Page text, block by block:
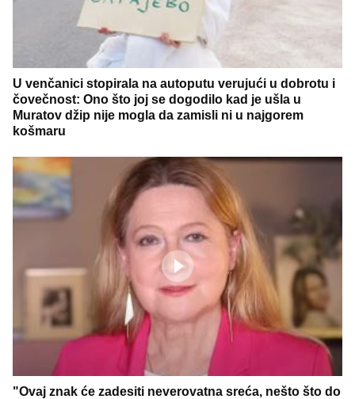
U venčanici stopirala na autoputu verujući u dobrotu i
čovečnost: Ono što joj se dogodilo kad je ušla u
Muratov džip nije mogla da zamisli ni u najgorem
košmaru
"Ovaj znak će zadesiti neverovatna sreća, nešto što do